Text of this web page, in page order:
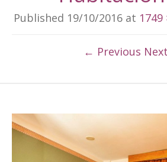
Published 19/10/2016at 1749
← Previous